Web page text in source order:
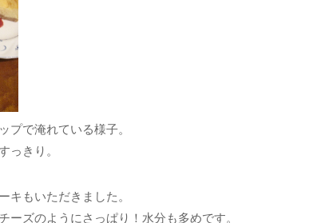
プで淹れている様子。
っきり。
キもいただきました。
ーズのようにさっぱり！水分も多めです。